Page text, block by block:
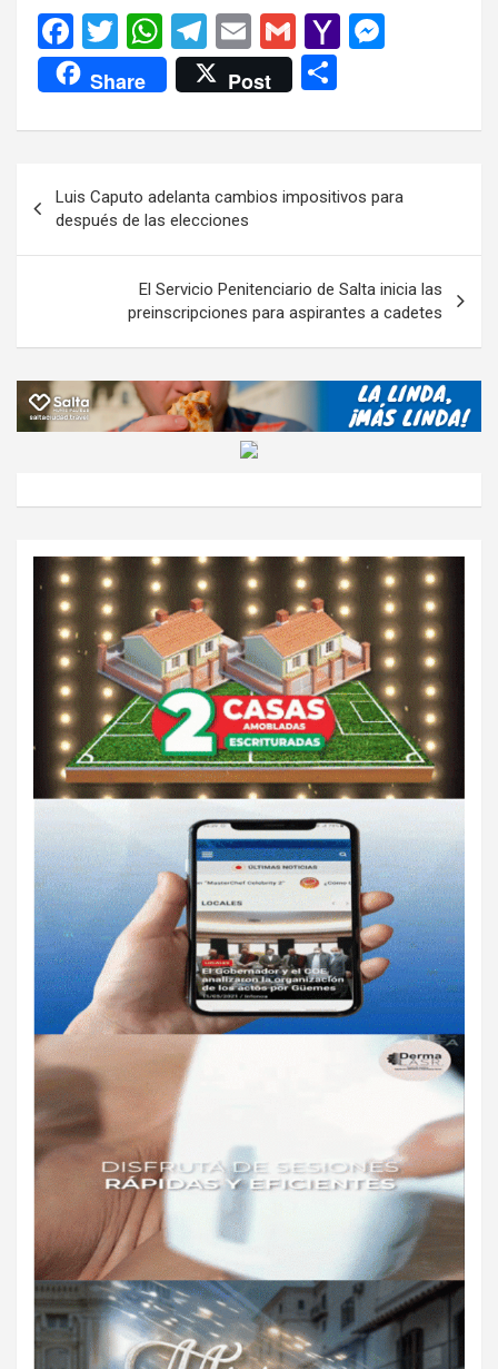
F
a
ce
b
o
k
T
wi
tt
er
W
h
at
s
p
p
T
el
e
gr
m
E
m
ail
G
m
ail
Y
o
M
ail
n
er
Share Post
m
p
ar
tir
de
entradas
Luis Caputo adelanta cambios impositivos para
después de las elecciones
El Servicio Penitenciario de Salta inicia las
preinscripciones para aspirantes a cadetes